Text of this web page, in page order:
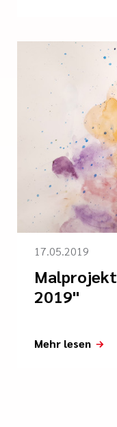
17.05.2019
2019"
Mehr lesen